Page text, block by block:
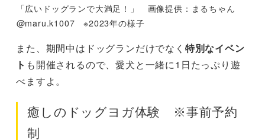
「広いドッグランで大満足！」 画像提供：まるちゃん
@maru.k1007 ※2023年の様子
また、期間中はドッグランだけでなく 特別なイベン
ト も開催されるので、愛犬と一緒に1日たっぷり遊
べますよ。
癒しのドッグヨガ体験 ※事前予約
制